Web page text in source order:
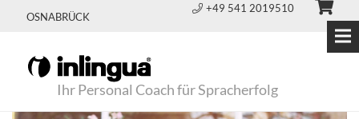
OSNABRÜCK
+49 541 2019510
Ihr Personal Coach für Spracherfolg